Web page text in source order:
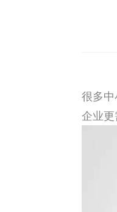
很多
企业